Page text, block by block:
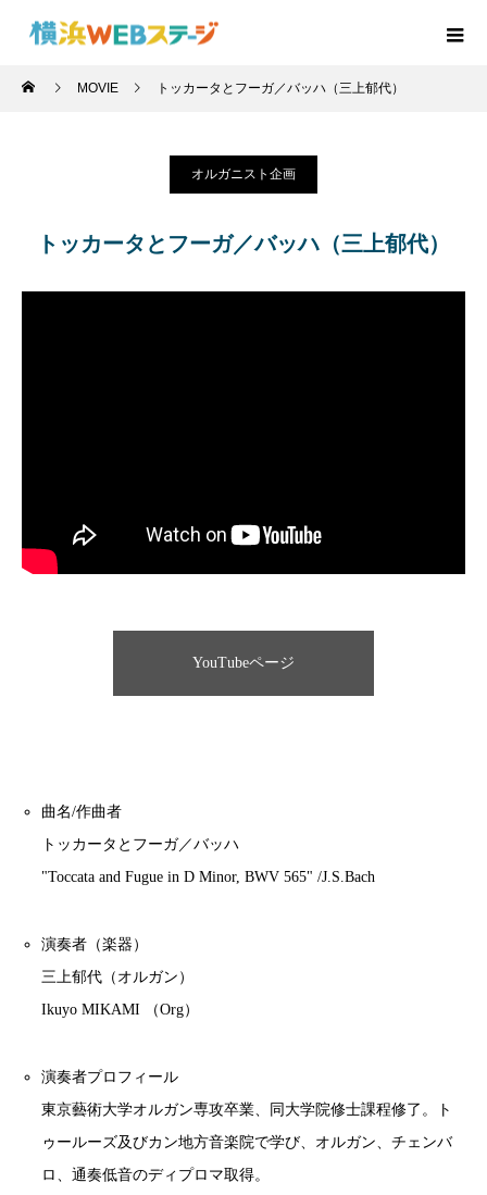
MOVIE トッカータとフーガ／バッハ（三上郁代）
オルガニスト企画
トッカータとフーガ／バッハ（三上郁代）
YouTubeページ
曲名/作曲者
トッカータとフーガ／バッハ
"Toccata and Fugue in D Minor, BWV 565" /J.S.Bach
演奏者（楽器）
三上郁代（オルガン）
Ikuyo MIKAMI （Org）
演奏者プロフィール
東京藝術大学オルガン専攻卒業、同大学院修士課程修了。ト
ゥールーズ及びカン地方音楽院で学び、オルガン、チェンバ
ロ、通奏低音のディプロマ取得。